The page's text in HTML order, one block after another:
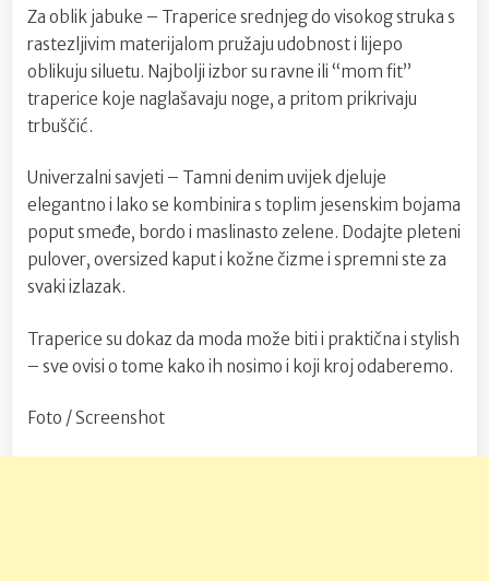
Za oblik jabuke – Traperice srednjeg do visokog struka s
rastezljivim materijalom pružaju udobnost i lijepo
oblikuju siluetu. Najbolji izbor su ravne ili “mom fit”
traperice koje naglašavaju noge, a pritom prikrivaju
trbuščić.
Univerzalni savjeti – Tamni denim uvijek djeluje
elegantno i lako se kombinira s toplim jesenskim bojama
poput smeđe, bordo i maslinasto zelene. Dodajte pleteni
pulover, oversized kaput i kožne čizme i spremni ste za
svaki izlazak.
Traperice su dokaz da moda može biti i praktična i stylish
– sve ovisi o tome kako ih nosimo i koji kroj odaberemo.
Foto / Screenshot